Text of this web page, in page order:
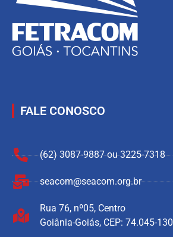
FALE CONOSCO
(62) 3087-9887 ou 3225-7318
seacom@seacom.org.br
Rua 76, nº05, Centro
Goiânia-Goiás, CEP: 74.045-130